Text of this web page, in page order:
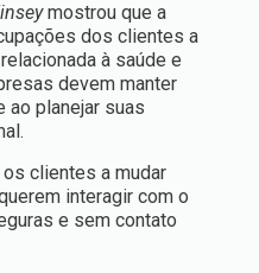
mostrou que a
dos clientes a
à saúde e
devem manter
planejar suas
clientes a mudar
interagir com o
e sem contato